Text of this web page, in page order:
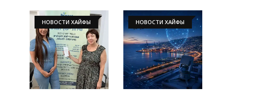
НОВОСТИ ХАЙФЫ НОВОСТИ ХАЙФЫ